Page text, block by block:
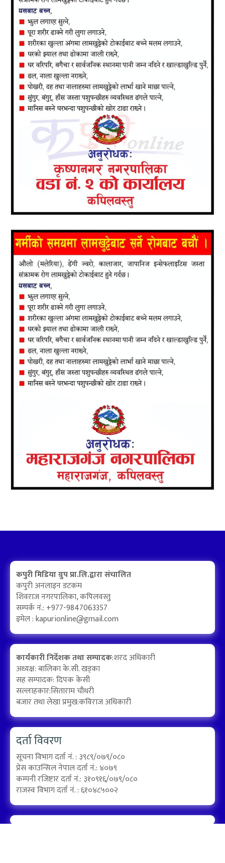
कपुरी मिडिया ग्रुप प्रा.लि.द्वारा संचालित
कपुरी अनलाइन डटकम
शिवराज नगरपालिका, कपिलवस्तु
सम्पर्क नं.: +977-9847063357
इमेल :kapurionline@gmail.com
कार्यकारी निर्देशक तथा सम्पादक:शरद अधिकारी
अध्यक्ष: बालिका के.सी. खड्का
सह सम्पादक: दिपक केसी
सल्लाहकार:सिताराम चौधरी
बजार तथा लेखा प्रमुख:कविराज अधिकारी
दर्ता विवरण
सूचना विभाग दर्ता नं. : ३९८९/०७९/०८०
प्रेस काउन्सिल नेपाल दर्ता नं.: ४०७९
कम्पनी रजिष्टार दर्ता नं.: ३१०९१६/०७९/०८०
राजस्व विभाग दर्ता नं. : ६१०४८५००२